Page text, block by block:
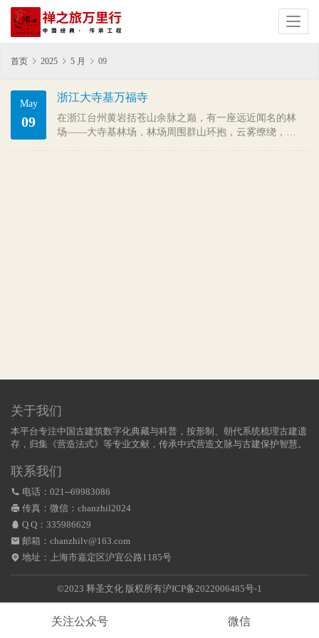
首页 2025 5 月 09
May
09
浙江大寺基万福寺
在浙江台州黄岩括苍山余脉之巅，有一座远近闻名的林
场——大寺基林场，林场周围群山环抱，云雾缭绕，森
关于我们
本平台专注中国古建筑数字化典藏与科普，按形制、朝代系统梳理古建遗
存，归集《营造法式》等专业文献，传承中式营造文脉与古建保护智慧。
联系我们
电话：021--69983086
传真：微信：chanzhil2024
Q Q： 335986629
邮箱：chanzhilv@163.com
地址：上海市嘉定区沪宜公路1185号
©2023 释圣文化 版权所有沪ICP备2022006485号-1
关注公众号 微信